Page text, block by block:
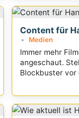
Grundlagen...
Content für
Medien
Immer mehr
angeschaut.
Blockbuster vor